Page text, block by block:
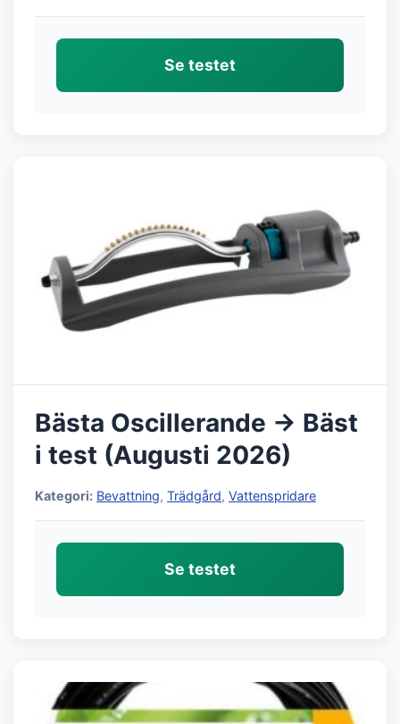
Se testet
Bästa Oscillerande → Bäst
i test (Augusti 2026)
Kategori: Bevattning, Trädgård, Vattenspridare
Se testet